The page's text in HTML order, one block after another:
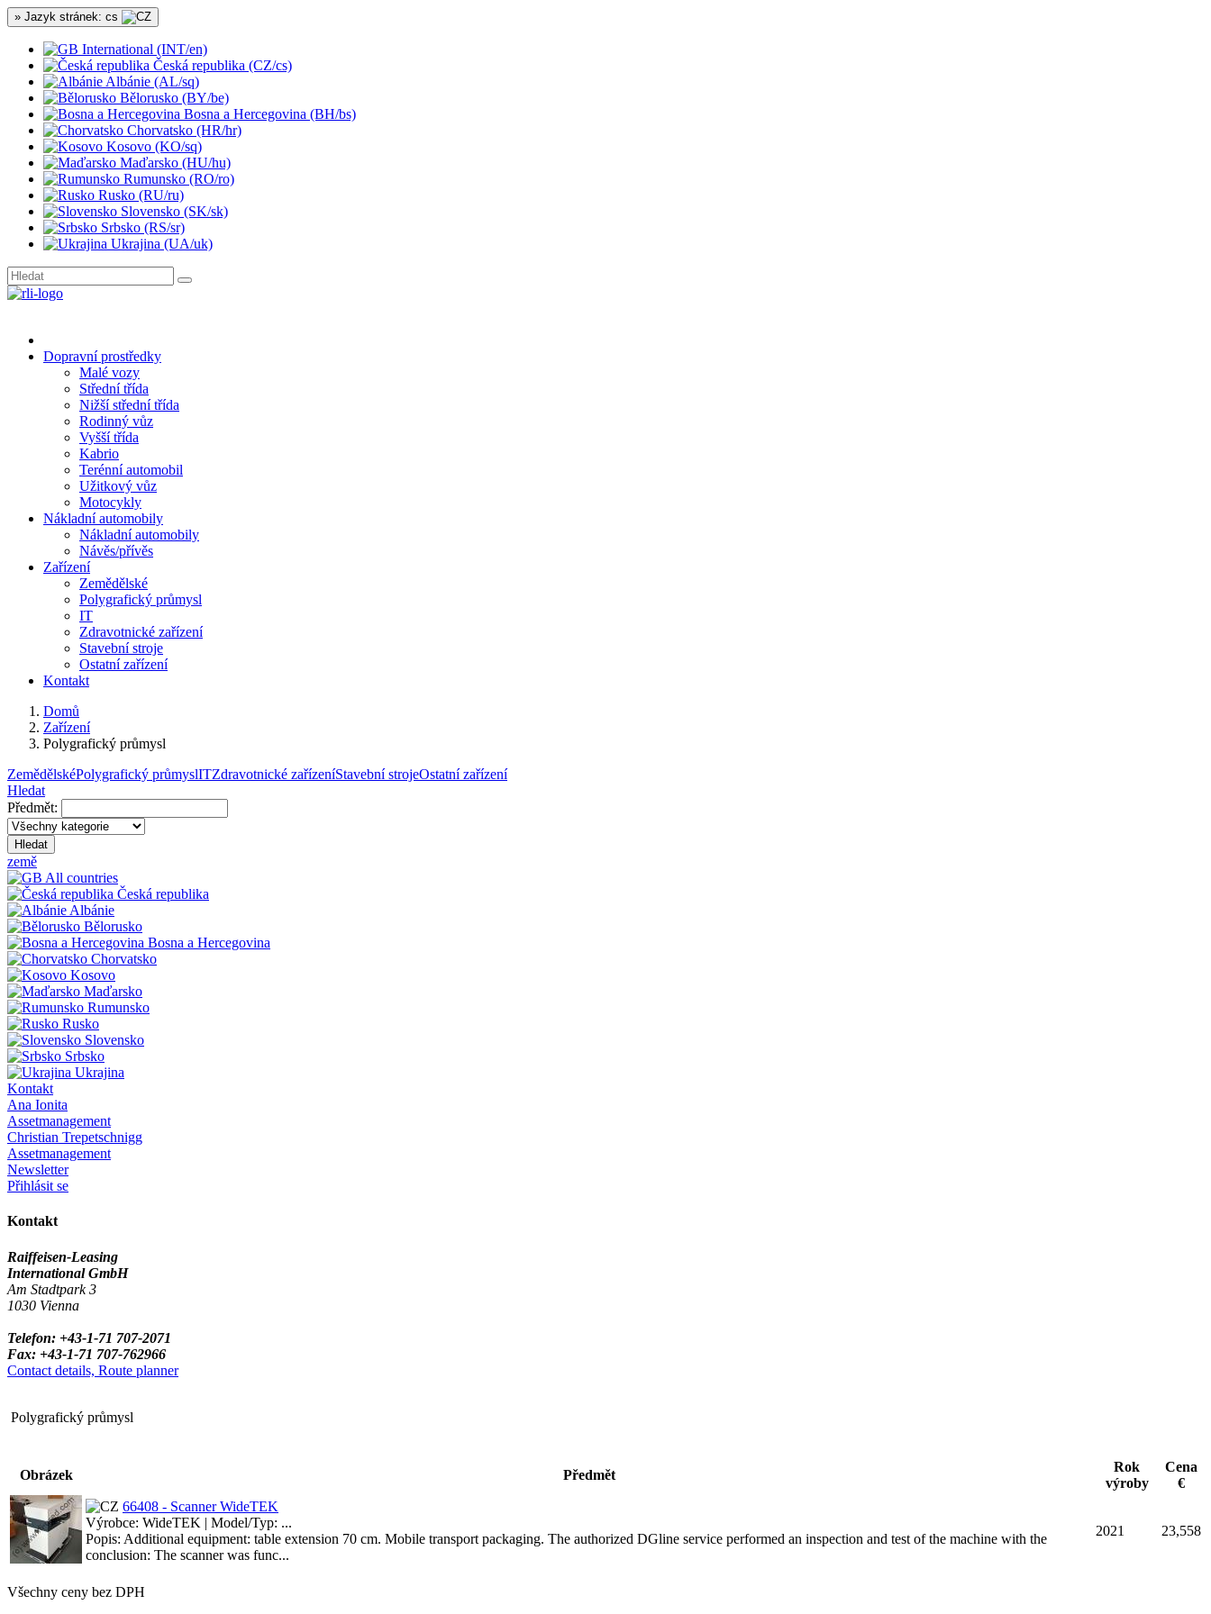
» Jazyk stránek: cs
International (INT/en)
Česká republika (CZ/cs)
Albánie (AL/sq)
Bělorusko (BY/be)
Bosna a Hercegovina (BH/bs)
Chorvatsko (HR/hr)
Kosovo (KO/sq)
Maďarsko (HU/hu)
Rumunsko (RO/ro)
Rusko (RU/ru)
Slovensko (SK/sk)
Srbsko (RS/sr)
Ukrajina (UA/uk)
Dopravní prostředky
Malé vozy
Střední třída
Nižší střední třída
Rodinný vůz
Vyšší třída
Kabrio
Terénní automobil
Užitkový vůz
Motocykly
Nákladní automobily
Nákladní automobily
Návěs/přívěs
Zařízení
Zemědělské
Polygrafický průmysl
IT
Zdravotnické zařízení
Stavební stroje
Ostatní zařízení
Kontakt
Domů
Zařízení
Polygrafický průmysl
ZemědělskéPolygrafický průmyslITZdravotnické zařízeníStavební strojeOstatní zařízení
Hledat
Předmět:
Hledat
země
All countries
Česká republika
Albánie
Bělorusko
Bosna a Hercegovina
Chorvatsko
Kosovo
Maďarsko
Rumunsko
Rusko
Slovensko
Srbsko
Ukrajina
Kontakt
Ana Ionita
Assetmanagement
Christian Trepetschnigg
Assetmanagement
Newsletter
Přihlásit se
Kontakt
Raiffeisen-Leasing
International GmbH
Am Stadtpark 3
1030 Vienna
Telefon: +43-1-71 707-2071
Fax: +43-1-71 707-762966
Contact details, Route planner
Polygrafický průmysl
Obrázek Předmět
Rok
výroby
Cena
€
66408 - Scanner WideTEK
Výrobce: WideTEK | Model/Typ: ...
Popis: Additional equipment: table extension 70 cm. Mobile transport packaging. The authorized DGline service performed an inspection and test of the machine with the
conclusion: The scanner was func...
2021 23,558
Všechny ceny bez DPH